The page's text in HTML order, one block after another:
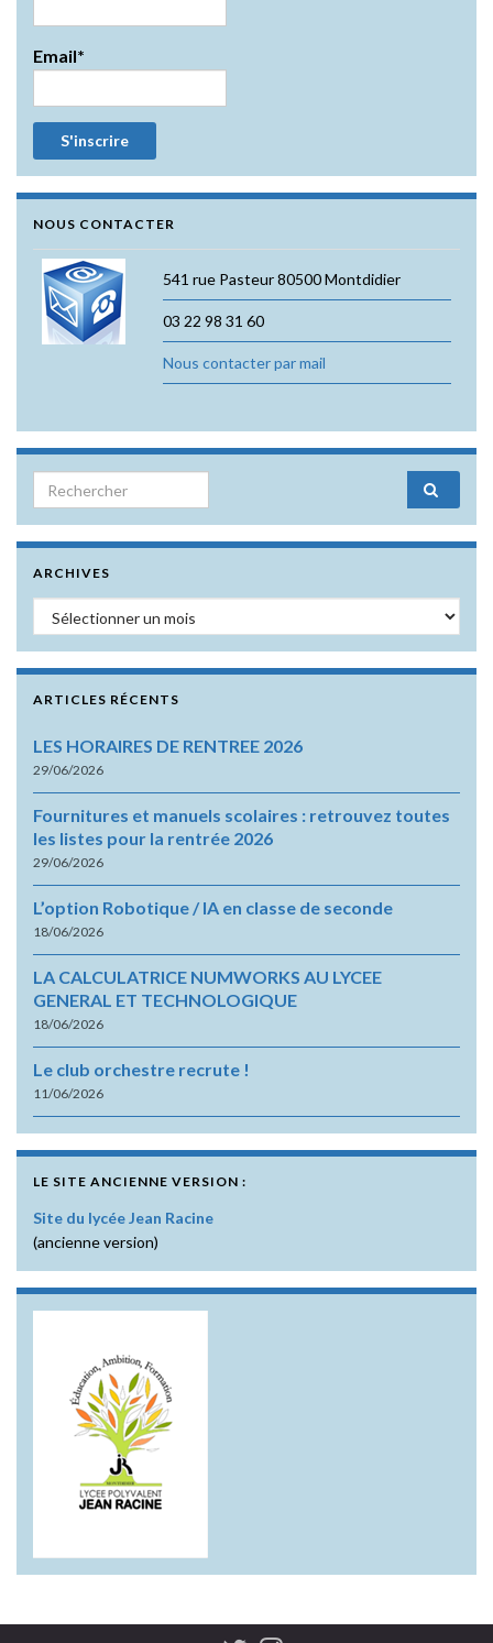
Email*
NOUS CONTACTER
541 rue Pasteur 80500 Montdidier
03 22 98 31 60
Nous contacter par mail
Search for:
ARCHIVES
Archives
ARTICLES RÉCENTS
LES HORAIRES DE RENTREE 2026
29/06/2026
Fournitures et manuels scolaires : retrouvez toutes
les listes pour la rentrée 2026
29/06/2026
L’option Robotique / IA en classe de seconde
18/06/2026
LA CALCULATRICE NUMWORKS AU LYCEE
GENERAL ET TECHNOLOGIQUE
18/06/2026
Le club orchestre recrute !
11/06/2026
LE SITE ANCIENNE VERSION :
Site du lycée Jean Racine
(ancienne version)